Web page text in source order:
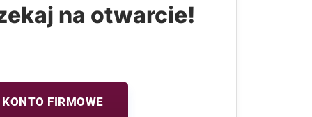
na otwarcie!
FIRMOWE